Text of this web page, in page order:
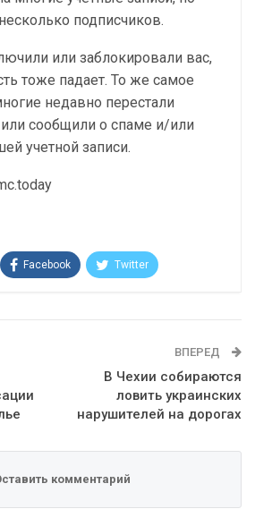
подписчиков.
или заблокировали вас,
тоже падает. То же самое
недавно перестали
сообщили о спаме и/или
учетной записи.
Facebook Twitter
ВПЕРЕД
В Чехии собираются
ловить украинских
нарушителей на дорогах
комментарий